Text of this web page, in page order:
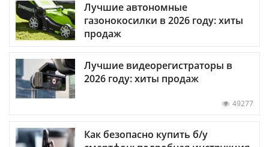
Лучшие автономные
газонокосилки в 2026 году: хиты
продаж
Лучшие видеорегистраторы в
2026 году: хиты продаж
49277
Как безопасно купить б/у